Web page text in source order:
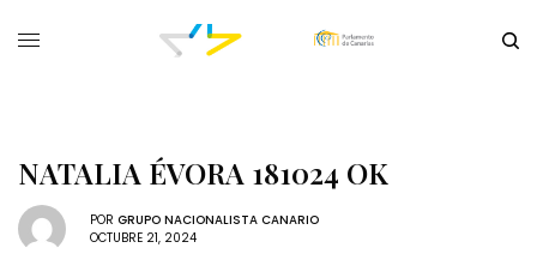
NATALIA ÉVORA 181024 OK
POR GRUPO NACIONALISTA CANARIO
OCTUBRE 21, 2024